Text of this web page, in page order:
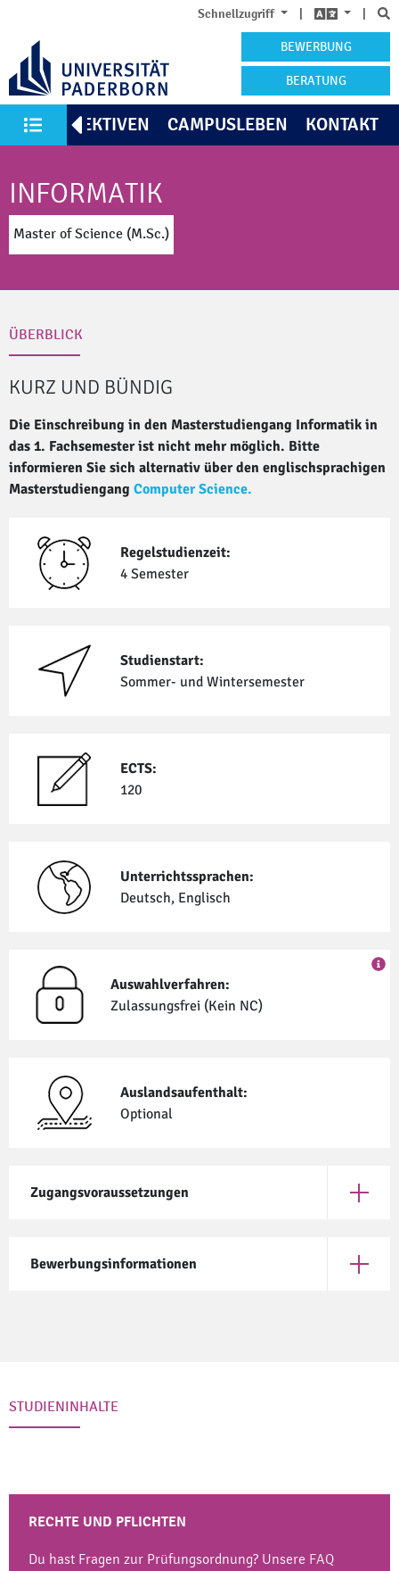
Schnellzugriff | |
BEWERBUNG
BERATUNG
Alle Studiengänge
PERSPEKTIVEN CAMPUSLEBEN KONTAKT
INFORMATIK
Master of Science (M.Sc.)
ÜBERBLICK
KURZ UND BÜNDIG
Die Einschreibung in den Masterstudiengang Informatik in
das 1. Fachsemester ist nicht mehr möglich. Bitte
informieren Sie sich alternativ über den englischsprachigen
Masterstudiengang Computer Science.
Regelstudienzeit:
4 Semester
Studienstart:
Sommer- und Winter­semester
ECTS:
120
Unterrichtssprachen:
Deutsch, Englisch
Auswahlverfahren:
Zulassungsfrei (Kein NC)
Auslandsaufenthalt:
Optional
Zugangsvoraussetzungen
Öffne
Bewerbungsinformationen
Öffne
STUDIENINHALTE
RECHTE UND PFLICHTEN
Du hast Fragen zur Prüfungsordnung? Unsere FAQ